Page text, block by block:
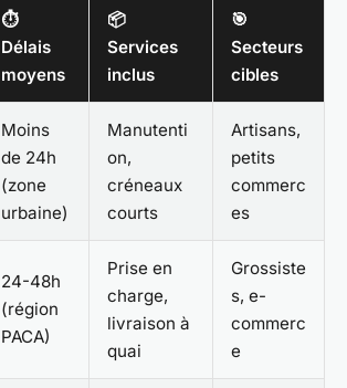
⏱️
Délais
moyens
📦
Services
inclus
🎯
Secteurs
cibles
Moins
de 24h
(zone
urbaine)
Manutenti
on,
créneaux
courts
Artisans,
petits
commerc
es
24-48h
(région
PACA)
Prise en
charge,
livraison à
quai
Grossiste
s, e-
commerc
e